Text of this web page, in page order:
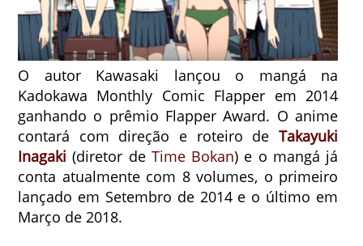
O autor Kawasaki lançou o mangá na
Kadokawa Monthly Comic Flapper em 2014
ganhando o prêmio Flapper Award. O anime
contará com direção e roteiro deTakayuki
Inagaki (diretor de Time Bokan) e o mangá já
conta atualmente com 8 volumes, o primeiro
lançado em Setembro de 2014 e o último em
Março de 2018.